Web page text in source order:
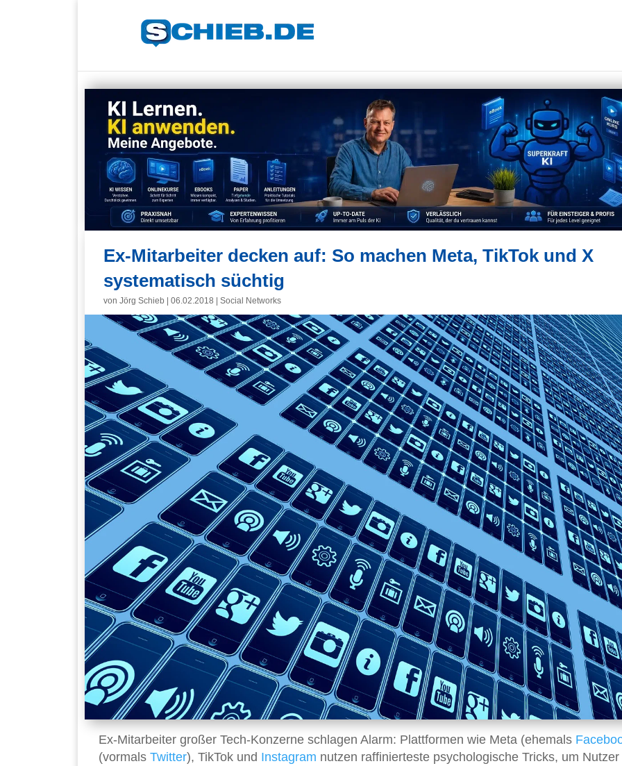
Ex-Mitarbeiter decken auf: So machen Meta, TikTok und X
systematisch süchtig
von Jörg Schieb 06.02.2018 Social Networks
Ex-Mitarbeiter großer Tech-Konzerne schlagen Alarm: Plattformen wie Meta (ehemals
(vormals Twitter), TikTok und Instagram nutzen raffinierteste psychologische Tricks, um Nutzer